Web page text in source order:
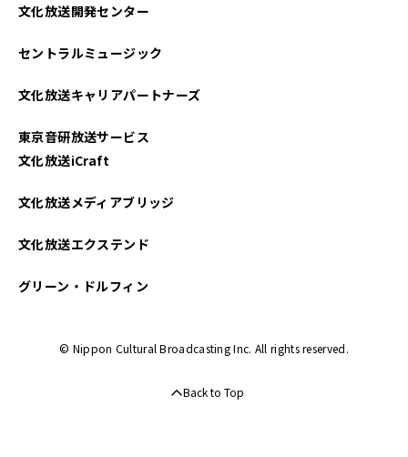
2023年08月
2023年07月
2023年06月
文化放送開発センター
セントラルミュージック
文化放送キャリアパートナーズ
東京音研放送サービス
文化放送iCraft
文化放送メディアブリッジ
文化放送エクステンド
グリーン・ドルフィン
© Nippon Cultural Broadcasting Inc. All rights reserved.
Back to Top